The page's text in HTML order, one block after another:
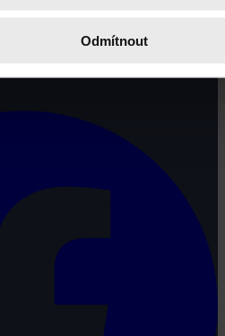
Odmítnout
profesí, ale všichni, kteří